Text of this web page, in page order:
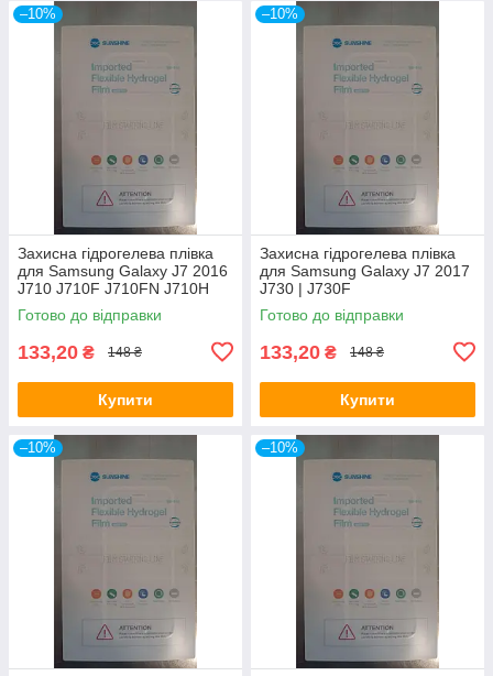
–10%
Захисна гідрогелева плівка
для Samsung Galaxy J7 2016
J710 J710F J710FN J710H
J710M J7108 J7109
Готово до відправки
133,20 ₴ 148 ₴
Купити
–10%
Захисна гідрогелева плівка
для Samsung Galaxy J7 2017
J730 | J730F
Готово до відправки
133,20 ₴ 148 ₴
Купити
–10% –10%